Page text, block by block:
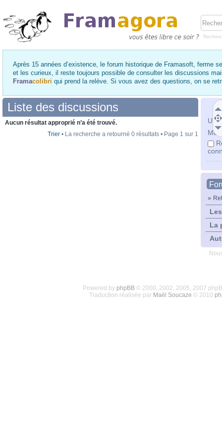
Après 15 années d’existence, le forum historique de Framasoft, ferme
et les curieux, il reste toujours possible de consulter les discussions
Framacolibri qui prend la relève. Si vous avez des questions, on se
Mot
»
La
Liste des discussions
Aucun résultat approprié n’a été trouvé.
Trier • La recherche a retourné 0 résultats • Page 1 sur 1
Powered by phpBB© 2000, 2002, 2005, 2007
Traduction réalisée par Maël Soucaze © 2010